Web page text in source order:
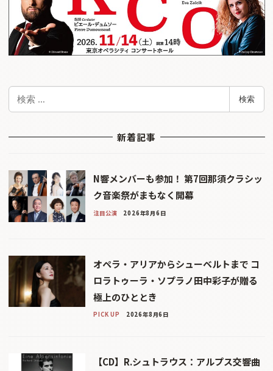
検索
新着記事
N響メンバーも参加！ 第7回那須クラシッ
ク音楽祭がまもなく開幕
注目公演 2026年8月6日
オペラ・アリアからシューベルトまで コ
ロラトゥーラ・ソプラノ田中彩子が贈る
極上のひととき
PICK UP 2026年8月6日
【CD】R.シュトラウス：アルプス交響曲